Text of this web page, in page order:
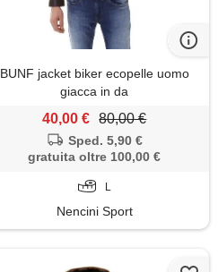
BUNF jacket biker ecopelle uomo
giacca in da
40,00 € 80,00 €
Sped. 5,90 €
gratuita oltre 100,00 €
L
Nencini Sport